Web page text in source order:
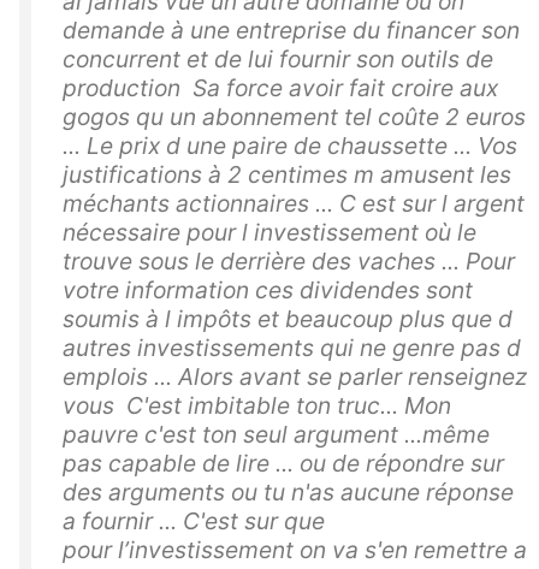
demande à une entreprise du financer son
concurrent et de lui fournir son outils de
production Sa force avoir fait croire aux
gogos qu un abonnement tel coûte 2 euros
... Le prix d une paire de chaussette ... Vos
justifications à 2 centimes m amusent les
méchants actionnaires ... C est sur l argent
nécessaire pour l investissement où le
trouve sous le derrière des vaches ... Pour
votre information ces dividendes sont
soumis à l impôts et beaucoup plus que d
autres investissements qui ne genre pas d
emplois ... Alors avant se parler renseignez
vous C'est imbitable ton truc... Mon
pauvre c'est ton seul argument ...même
pas capable de lire ... ou de répondre sur
des arguments ou tu n'as aucune réponse
a fournir ... C'est sur que
pour l’investissement on va s'en remettre a